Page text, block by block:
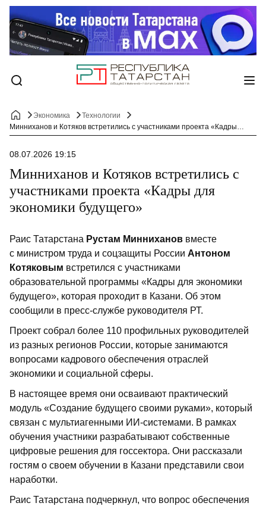
Экономика
Технологии
Минниханов и Котяков встретились с участниками проекта «Кадры для экономики будущего»
08.07.2026 19:15
Минниханов и Котяков встретились с
участниками проекта «Кадры для
экономики будущего»
Раис Татарстана Рустам Минниханов вместе
с министром труда и соцзащиты России Антоном
Котяковым встретился с участниками
образовательной программы «Кадры для экономики
будущего», которая проходит в Казани. Об этом
сообщили в пресс-службе руководителя РТ.
Проект собрал более 110 профильных руководителей
из разных регионов России, которые занимаются
вопросами кадрового обеспечения отраслей
экономики и социальной сферы.
В настоящее время они осваивают практический
модуль «Создание будущего своими руками», который
связан с мультиагенными ИИ-системами. В рамках
обучения участники разрабатывают собственные
цифровые решения для госсектора. Они рассказали
гостям о своем обучении в Казани представили свои
наработки.
Раис Татарстана подчеркнул, что вопрос обеспечения